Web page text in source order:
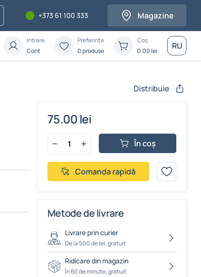
+373 61 100 333 Magazine
Intrare
Cont
Preferințe
0 produse
Coș
0.00 lei RU
Distribuie
75.00 lei
În coș
Comanda rapidă
Metode de livrare
Livrare prin curier
De la 500 de lei, gratuit
Ridicare din magazin
În 60 de minute, gratuit